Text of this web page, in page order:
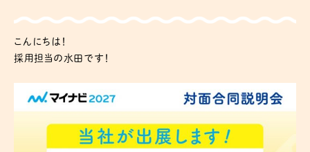
こんにちは！
採用担当の水田です！